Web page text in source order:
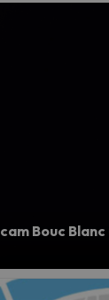
Bouc Blanc